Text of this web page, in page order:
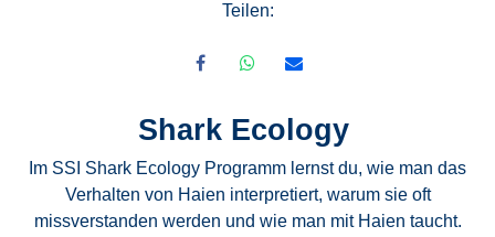
Teilen:
Shark Ecology
Im SSI Shark Ecology Programm lernst du, wie man das
Verhalten von Haien interpretiert, warum sie oft
missverstanden werden und wie man mit Haien taucht.